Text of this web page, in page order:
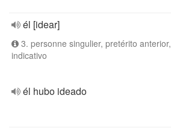
él [idear]
3. personne singulier, pretérito anterior,
indicativo
él hubo ideado